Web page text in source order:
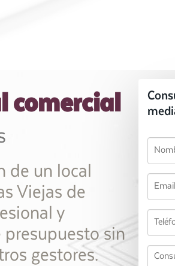
comercial
de un local
Viejas de
y
presupuesto sin
gestores.